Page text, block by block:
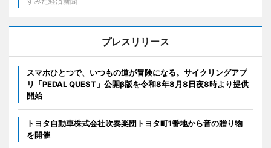
プレスリリース
スマホひとつで、いつもの道が冒険になる。サイクリングアプ
リ「PEDAL QUEST」公開β版を令和8年8月8日夜8時より提供
開始
トヨタ自動車株式会社吹奏楽団トヨタ町1番地から音の贈り物
を開催